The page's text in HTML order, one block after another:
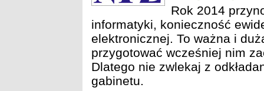
Rok 2014
informatyki, konieczność
elektronicznej. To ważna i
przygotować wcześniej nim
Dlatego nie zwlekaj z
gabinetu.